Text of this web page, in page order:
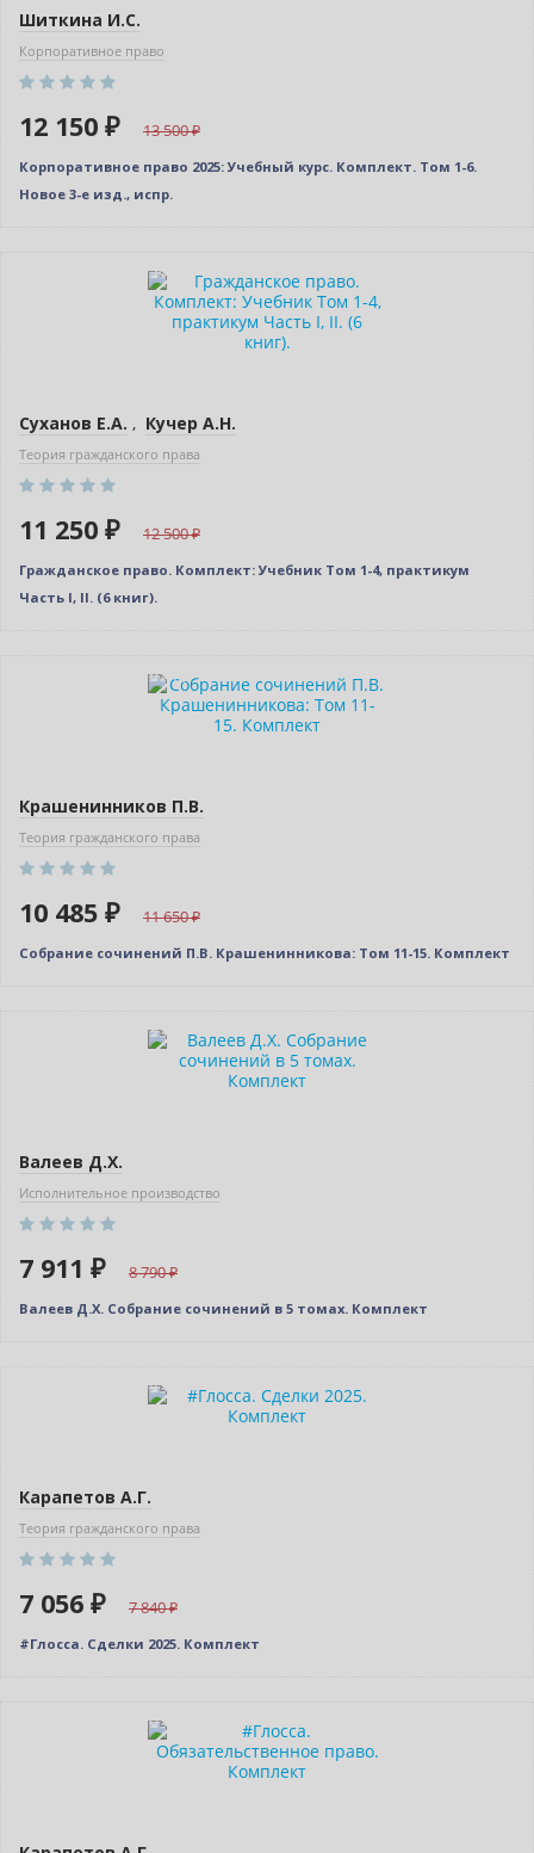
Шиткина И.С.
Корпоративное право
12 150 ₽ 13 500
Корпоративное право 2025: Учебный курс. Комплект. Том 1-6.
Новое 3-е изд., испр.
–10% (скидка 1250 ₽)
Суханов Е.А. , Кучер А.Н.
Теория гражданского права
11 250 ₽ 12 500
Гражданское право. Комплект: Учебник Том 1-4, практикум
Часть I, II. (6 книг).
–10% (скидка 1165 ₽)
Крашенинников П.В.
Теория гражданского права
10 485 ₽ 11 650
Собрание сочинений П.В. Крашенинникова: Том 11-15. Комплект
–10% (скидка 879 ₽)
Валеев Д.Х.
Исполнительное производство
7 911 ₽ 8 790
Валеев Д.Х. Собрание сочинений в 5 томах. Комплект
–10% (скидка 784 ₽)
Карапетов А.Г.
Теория гражданского права
7 056 ₽ 7 840
#Глосса. Сделки 2025. Комплект
–10% (скидка 770 ₽)